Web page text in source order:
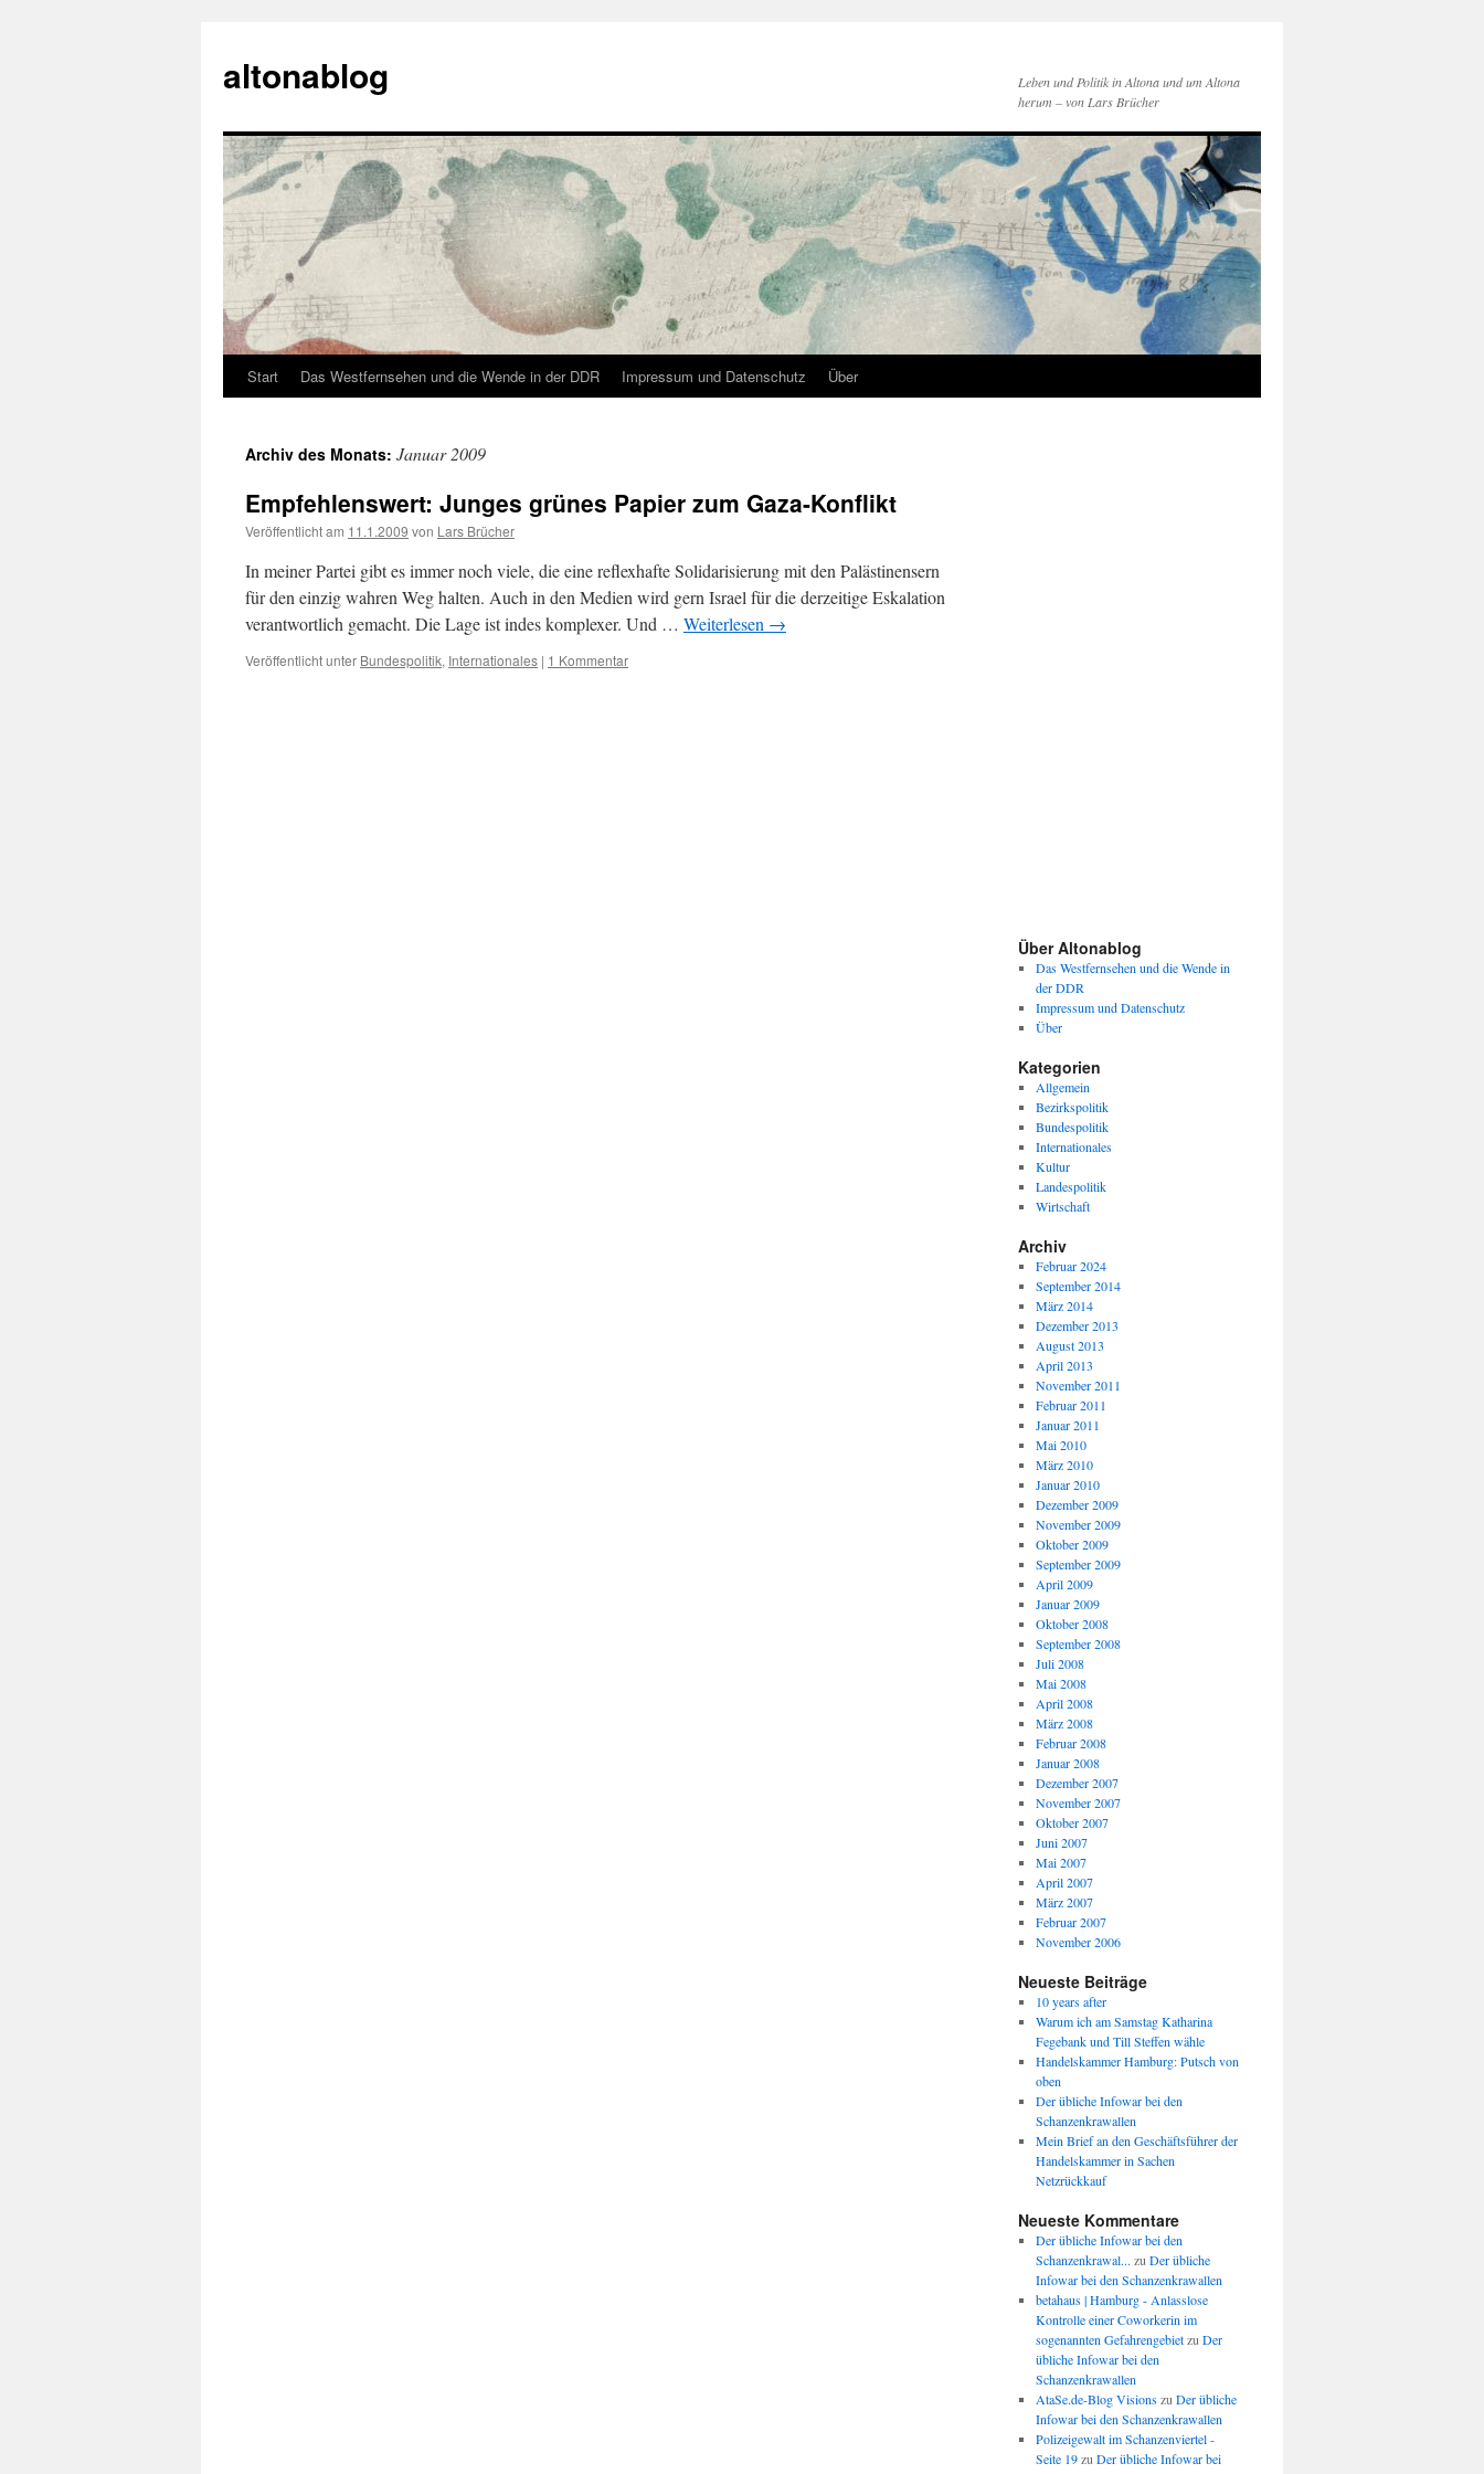
springen
altonablog
Leben und Politik in Altona und um Altona
herum – von Lars Brücher
Start Das Westfernsehen und die Wende in der DDR Impressum und Datenschutz Über
Archiv des Monats: Januar 2009
Empfehlenswert: Junges grünes Papier zum Gaza-Konflikt
Veröffentlicht am 11.1.2009 von Lars Brücher
In meiner Partei gibt es immer noch viele, die eine reflexhafte Solidarisierung mit den Palästinensern
für den einzig wahren Weg halten. Auch in den Medien wird gern Israel für die derzeitige Eskalation
verantwortlich gemacht. Die Lage ist indes komplexer. Und … Weiterlesen →
Veröffentlicht unter Bundespolitik, Internationales | 1 Kommentar
Über Altonablog
Das Westfernsehen und die Wende in
der DDR
Impressum und Datenschutz
Über
Kategorien
Allgemein
Bezirkspolitik
Bundespolitik
Internationales
Kultur
Landespolitik
Wirtschaft
Archiv
Februar 2024
September 2014
März 2014
Dezember 2013
August 2013
April 2013
November 2011
Februar 2011
Januar 2011
Mai 2010
März 2010
Januar 2010
Dezember 2009
November 2009
Oktober 2009
September 2009
April 2009
Januar 2009
Oktober 2008
September 2008
Juli 2008
Mai 2008
April 2008
März 2008
Februar 2008
Januar 2008
Dezember 2007
November 2007
Oktober 2007
Juni 2007
Mai 2007
April 2007
März 2007
Februar 2007
November 2006
Neueste Beiträge
10 years after
Warum ich am Samstag Katharina
Fegebank und Till Steffen wähle
Handelskammer Hamburg: Putsch von
oben
Der übliche Infowar bei den
Schanzenkrawallen
Mein Brief an den Geschäftsführer der
Handelskammer in Sachen
Netzrückkauf
Neueste Kommentare
Der übliche Infowar bei den
Schanzenkrawal... zu Der übliche
Infowar bei den Schanzenkrawallen
betahaus | Hamburg - Anlasslose
Kontrolle einer Coworkerin im
sogenannten Gefahrengebietzu Der
übliche Infowar bei den
Schanzenkrawallen
AtaSe.de-Blog Visionszu Der übliche
Infowar bei den Schanzenkrawallen
Polizeigewalt im Schanzenviertel -
Seite 19zu Der übliche Infowar bei